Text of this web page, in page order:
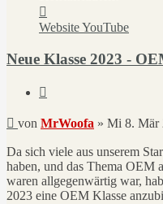
von
MrWoofa
WebsiteYouTube
Neue Klasse 2023 -
Beitrag
von MrWoofa » Mi 8. Mär
Da sich viele aus unserem
haben, und das Thema OEM
waren allgegenwärtig war,
2023 eine OEM Klasse